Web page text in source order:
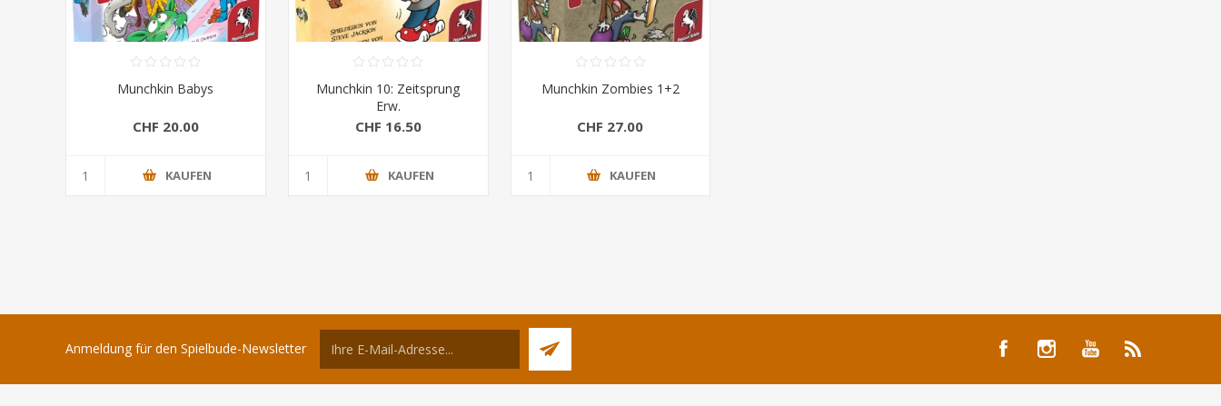
Munchkin Babys
CHF 20.00
KAUFEN
Munchkin 10: Zeitsprung
Erw.
CHF 16.50
KAUFEN
Munchkin Zombies 1+2
CHF 27.00
KAUFEN
Anmeldung für den Spielbude-Newsletter